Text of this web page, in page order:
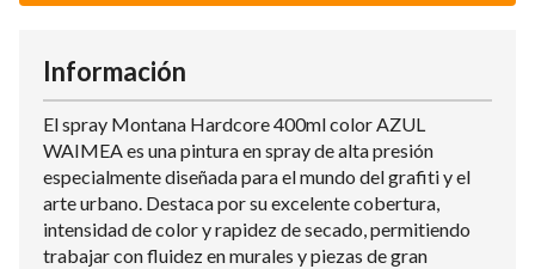
Información
El spray Montana Hardcore 400ml color AZUL
WAIMEA es una pintura en spray de alta presión
especialmente diseñada para el mundo del grafiti y el
arte urbano. Destaca por su excelente cobertura,
intensidad de color y rapidez de secado, permitiendo
trabajar con fluidez en murales y piezas de gran